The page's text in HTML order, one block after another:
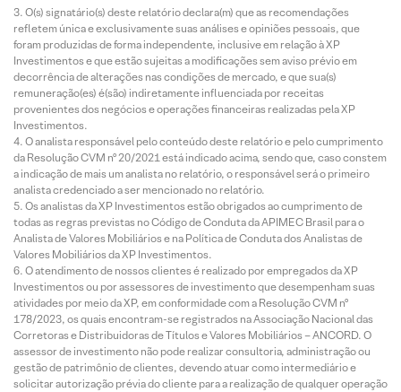
O(s) signatário(s) deste relatório declara(m) que as recomendações
refletem única e exclusivamente suas análises e opiniões pessoais, que
foram produzidas de forma independente, inclusive em relação à XP
Investimentos e que estão sujeitas a modificações sem aviso prévio em
decorrência de alterações nas condições de mercado, e que sua(s)
remuneração(es) é(são) indiretamente influenciada por receitas
provenientes dos negócios e operações financeiras realizadas pela XP
Investimentos.
O analista responsável pelo conteúdo deste relatório e pelo cumprimento
da Resolução CVM nº 20/2021 está indicado acima, sendo que, caso constem
a indicação de mais um analista no relatório, o responsável será o primeiro
analista credenciado a ser mencionado no relatório.
Os analistas da XP Investimentos estão obrigados ao cumprimento de
todas as regras previstas no Código de Conduta da APIMEC Brasil para o
Analista de Valores Mobiliários e na Política de Conduta dos Analistas de
Valores Mobiliários da XP Investimentos.
O atendimento de nossos clientes é realizado por empregados da XP
Investimentos ou por assessores de investimento que desempenham suas
atividades por meio da XP, em conformidade com a Resolução CVM nº
178/2023, os quais encontram-se registrados na Associação Nacional das
Corretoras e Distribuidoras de Títulos e Valores Mobiliários – ANCORD. O
assessor de investimento não pode realizar consultoria, administração ou
gestão de patrimônio de clientes, devendo atuar como intermediário e
solicitar autorização prévia do cliente para a realização de qualquer operação